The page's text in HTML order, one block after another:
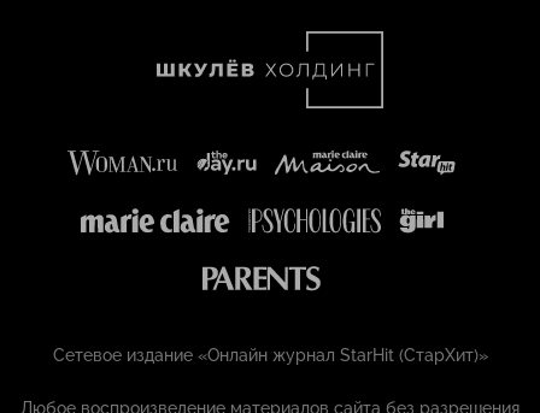
Сетевое издание «Онлайн журнал StarHit (СтарХит)»
Любое воспроизведение материалов сайта без разрешения